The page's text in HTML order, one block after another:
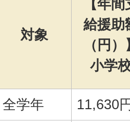
対象
【年間
給援助
（円）
小学
全学年 11,630